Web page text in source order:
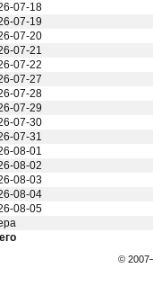
07-18
07-19
07-20
07-21
07-22
07-27
07-28
07-29
07-30
07-31
08-01
08-02
08-03
08-04
08-05
©